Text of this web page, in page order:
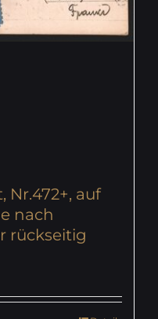
Nr.472+, auf
nach
rückseitig